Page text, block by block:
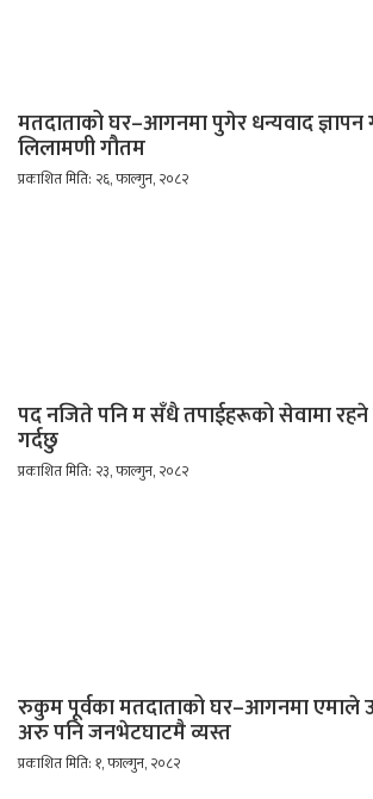
मतदाताको घर–आगनमा पुगेर धन्यवाद ज्ञापन
लिलामणी गौतम
प्रकाशित मिति: २६, फाल्गुन, २०८२
पद नजिते पनि म सँधै तपाईहरूको सेवामा रहने
गर्दछु
प्रकाशित मिति: २३, फाल्गुन, २०८२
रुकुम पूर्वका मतदाताको घर–आगनमा एमाले
अरु पनि जनभेटघाटमै व्यस्त
प्रकाशित मिति: १, फाल्गुन, २०८२